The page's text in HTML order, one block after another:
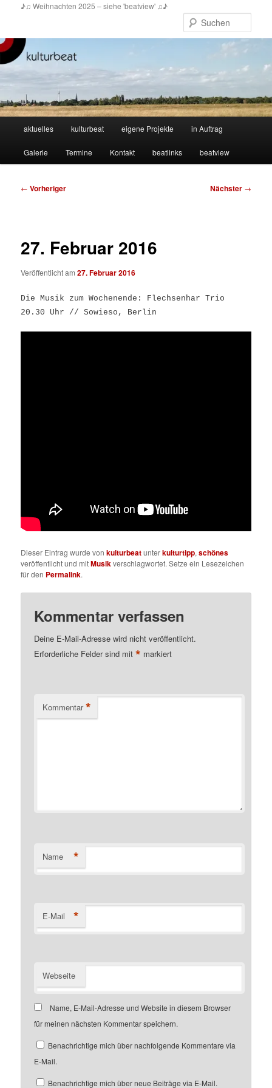
springen
♪♫ Weihnachten 2025 – siehe 'beatview' ♫♪
aktuelles kulturbeat eigene Projekte in Auftrag
Galerie Termine Kontakt beatlinks beatview
Beitragsnavigation
← Vorheriger Nächster →
27. Februar 2016
Veröffentlicht am27. Februar 2016
Die Musik zum Wochenende: Flechsenhar Trio
20.30 Uhr // Sowieso, Berlin
Dieser Eintrag wurde vonkulturbeatunterkulturtipp,schönes
veröffentlicht und mitMusikverschlagwortet. Setze ein Lesezeichen
für den Permalink.
Kommentar verfassen
Deine E-Mail-Adresse wird nicht veröffentlicht.
Erforderliche Felder sind mit* markiert
Kommentar *
Name *
E-Mail *
Webseite
Name, E-Mail-Adresse und Website in diesem Browser
für meinen nächsten Kommentar speichern.
Benachrichtige mich über nachfolgende Kommentare via
E-Mail.
Benachrichtige mich über neue Beiträge via E-Mail.